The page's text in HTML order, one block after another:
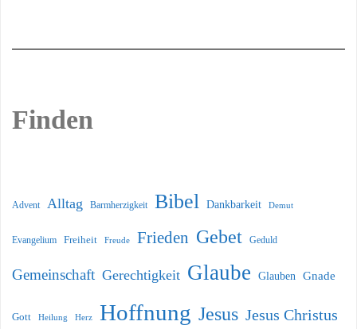
Finden
Advent Alltag Barmherzigkeit Bibel Dankbarkeit Demut
Evangelium Freiheit Freude Frieden Gebet Geduld
Gemeinschaft Gerechtigkeit Glaube Glauben Gnade
Gott Heilung Herz Hoffnung Jesus Jesus Christus